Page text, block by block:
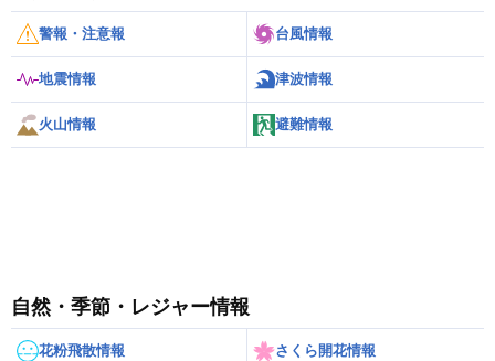
警報・注意報 台風情報
地震情報 津波情報
火山情報 避難情報
自然・季節・レジャー情報
花粉飛散情報 さくら開花情報